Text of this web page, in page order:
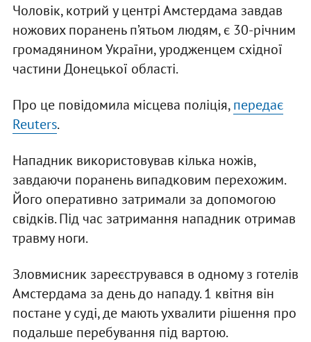
Чоловік, котрий у центрі Амстердама завдав
ножових поранень п’ятьом людям, є 30-річним
громадянином України, уродженцем східної
частини Донецької області.
Про це повідомила місцева поліція,передає
Reuters.
Нападник використовував кілька ножів,
завдаючи поранень випадковим перехожим.
Його оперативно затримали за допомогою
свідків. Під час затримання нападник отримав
травму ноги.
Зловмисник зареєструвався в одному з готелів
Амстердама за день до нападу. 1 квітня він
постане у суді, де мають ухвалити рішення про
подальше перебування під вартою.